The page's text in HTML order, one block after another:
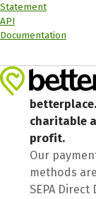
Statement
API
Documentation
charitable
profit.
Our
methods
SEPA Direct